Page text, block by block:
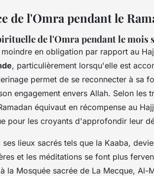
de l'Omra pendant le
de l'Omra pendant le mois
en obligation par rapport au
, particulièrement lorsqu'elle est
permet de se reconnecter à sa
engagement envers Allah. Selon les
équivaut en récompense au
pour les croyants d'approfondir leur
ses lieux sacrés tels que la Kaaba,
et les méditations se font plus
la Mosquée sacrée de La Mecque, Al-